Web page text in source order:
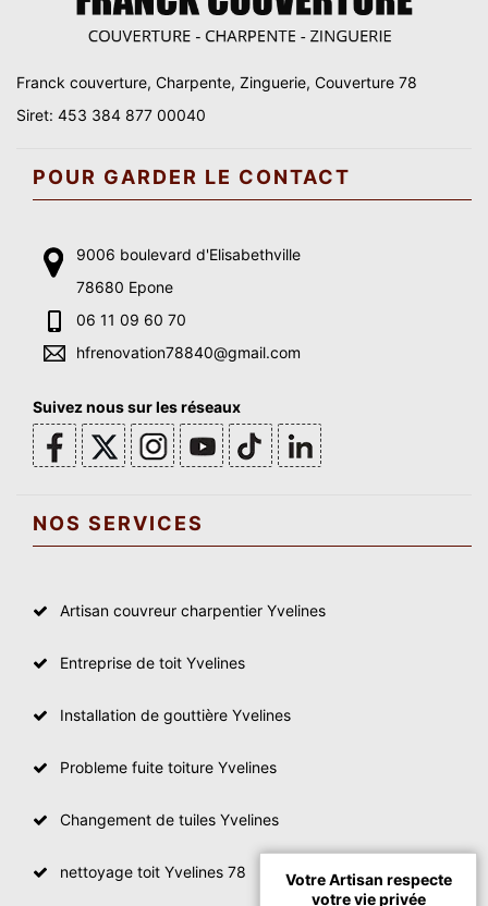
Franck couverture, Charpente, Zinguerie, Couverture 78
Siret: 453 384 877 00040
POUR GARDER LE CONTACT
9006 boulevard d'Elisabethville
78680 Epone
06 11 09 60 70
hfrenovation78840@gmail.com
Suivez nous sur les réseaux
NOS SERVICES
Artisan couvreur charpentier Yvelines
Entreprise de toit Yvelines
Installation de gouttière Yvelines
Probleme fuite toiture Yvelines
Changement de tuiles Yvelines
nettoyage toit Yvelines 78
Votre Artisan respecte
votre vie privée